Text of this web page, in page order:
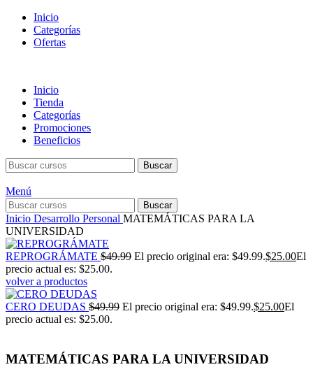
Inicio
Categorías
Ofertas
Inicio
Tienda
Categorías
Promociones
Beneficios
Buscar
Menú
Buscar
Inicio Desarrollo Personal MATEMÁTICAS PARA LA
UNIVERSIDAD
REPROGRÁMATE $49.99 El precio original era: $49.99.$25.00El
precio actual es: $25.00.
volver a productos
CERO DEUDAS $49.99 El precio original era: $49.99.$25.00El
precio actual es: $25.00.
MATEMÁTICAS PARA LA UNIVERSIDAD